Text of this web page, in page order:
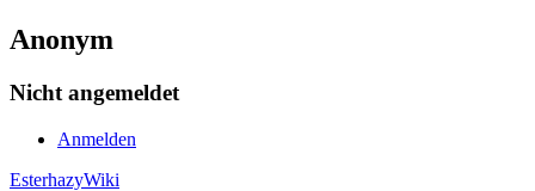
Anonym
Nicht angemeldet
Anmelden
EsterhazyWiki